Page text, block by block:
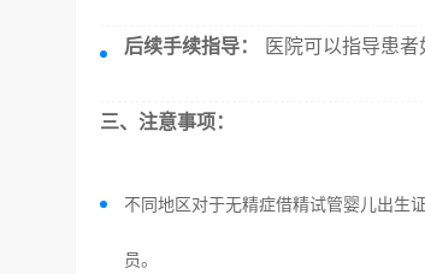
后续手续指导： 医院可以指导患
三、注意事项：
不同地区对于无精症借精试管婴儿出生
员。